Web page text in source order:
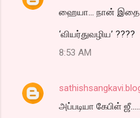
ஹையா... நான் இதை
‘வியர்துவழிய’ ????
8:53 AM
அப்படியா கேபிள்